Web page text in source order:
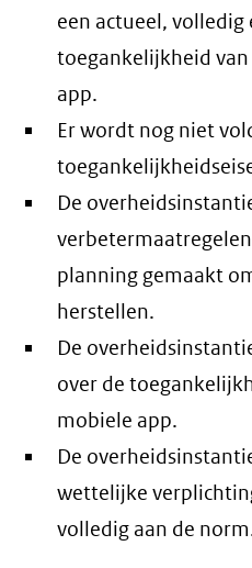
een actueel, volledig
toegankelijkheid
app.
Er wordt nog niet
De
planning gemaakt
herstellen.
De
over de
mobiele app.
De
wettelijke
volledig aan de